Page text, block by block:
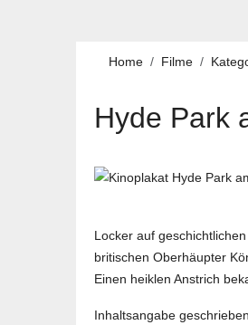
Home Filme
Hyde Park
Locker auf
britischen Oberhäupter
Einen heiklen Anstrich
Inhaltsangabe